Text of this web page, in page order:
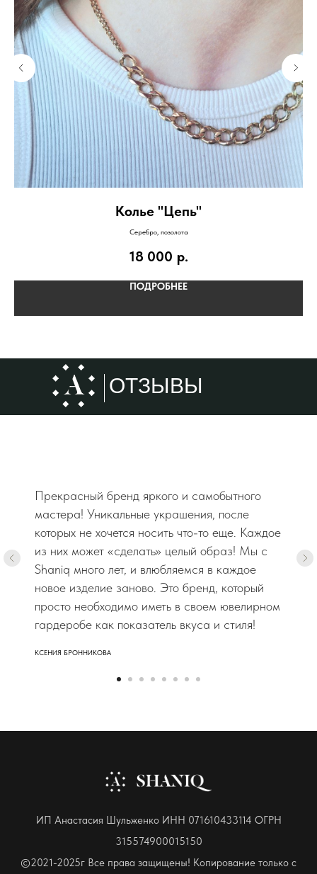
Колье "Цепь"
Серебро, позолота
18 000 р.
ПОДРОБНЕЕ
ОТЗЫВЫ
Прекрасный бренд яркого и самобытного
мастера! Уникальные украшения, после
которых не хочется носить что-то еще. Каждое
из них может «сделать» целый образ! Мы с
Shaniq много лет, и влюбляемся в каждое
новое изделие заново. Это бренд, который
просто необходимо иметь в своем ювелирном
гардеробе как показатель вкуса и стиля!
КСЕНИЯ БРОННИКОВА
ИП Анастасия Шульженко ИНН 071610433114 ОГРН
315574900015150
©2021-2025г Все права защищены! Копирование только с